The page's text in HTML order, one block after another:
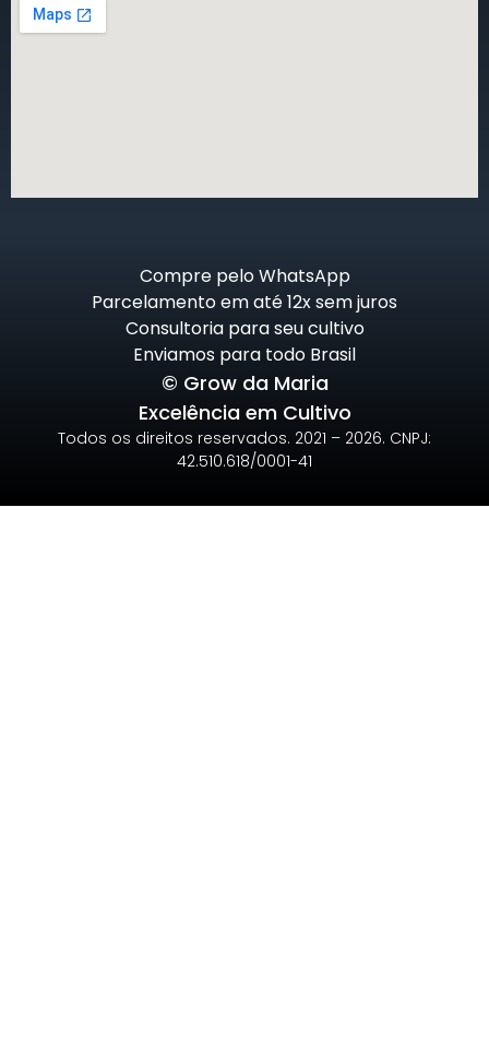
Compre pelo WhatsApp
Parcelamento em até 12x sem juros
Consultoria para seu cultivo
Enviamos para todo Brasil
© Grow da Maria
Excelência em Cultivo
Todos os direitos reservados. 2021 – 2026. CNPJ:
42.510.618/0001-41